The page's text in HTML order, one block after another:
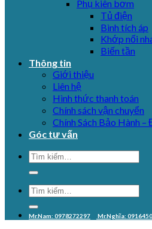
Phụ kiên bơm
Tủ điện
Bình tích áp
Khớp nối
Biến tần
Thông tin
Giới thiệu
Liên hệ
Hình thức thanh toán
Chính sách vận chuyển
Chính Sách Bảo Hành –
Góc tư vấn
Mr.Nam: 0978272297 Mr.Nghĩa: